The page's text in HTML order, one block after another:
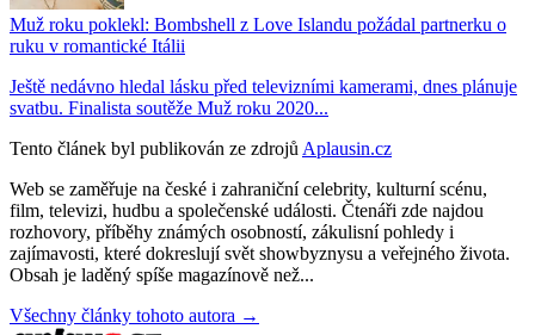
Muž roku poklekl: Bombshell z Love Islandu požádal partnerku o
ruku v romantické Itálii
Ještě nedávno hledal lásku před televizními kamerami, dnes plánuje
svatbu. Finalista soutěže Muž roku 2020...
Tento článek byl publikován ze zdrojů Aplausin.cz
Web se zaměřuje na české i zahraniční celebrity, kulturní scénu,
film, televizi, hudbu a společenské události. Čtenáři zde najdou
rozhovory, příběhy známých osobností, zákulisní pohledy i
zajímavosti, které dokreslují svět showbyznysu a veřejného života.
Obsah je laděný spíše magazínově než...
Všechny články tohoto autora →